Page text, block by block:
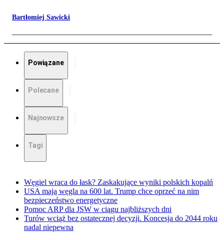
Bartłomiej Sawicki
Powiązane
Polecane
Najnowsze
Tagi
Węgiel wraca do łask? Zaskakujące wyniki polskich kopalń
USA mają węgla na 600 lat. Trump chce oprzeć na nim
bezpieczeństwo energetyczne
Pomoc ARP dla JSW w ciągu najbliższych dni
Turów wciąż bez ostatecznej decyzji. Koncesja do 2044 roku
nadal niepewna